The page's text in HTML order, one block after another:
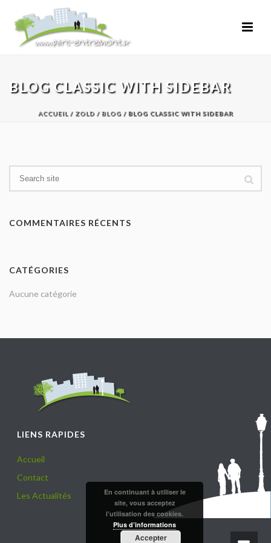
BLOG CLASSIC WITH SIDEBAR
ACCUEIL / ZOLD/ BLOG/ BLOG CLASSIC WITH SIDEBAR
COMMENTAIRES RÉCENTS
CATÉGORIES
Aucune catégorie
LIENS RAPIDES
Accueil
Contact
Les Actualités
En continuant à utiliser le
site, vous acceptez
l’utilisation des cookies.
Plus d’informations
Accepter